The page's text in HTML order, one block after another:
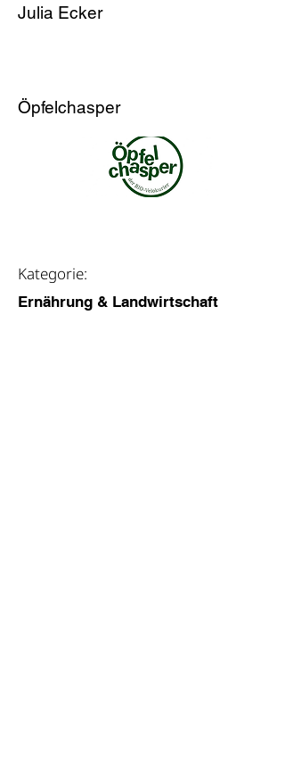
Julia Ecker
Öpfelchasper
Kategorie:
Ernährung & Landwirtschaft